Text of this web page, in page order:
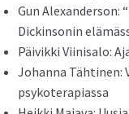
Gun
Dick­in­sonin
Päivik­ki Viin­isa­lo:
Johan­na Tähti­nen:
psykoterapiassa